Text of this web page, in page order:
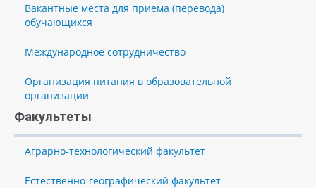
Вакантные места для приема (перевода)
обучающихся
Международное сотрудничество
Организация питания в образовательной
организации
Факультеты
Аграрно-технологический факультет
Естественно-географический факультет